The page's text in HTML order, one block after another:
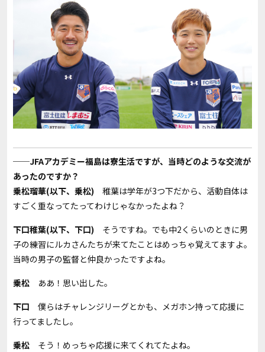
──JFAアカデミー福島は寮生活ですが、当時どのような交流が
あったのですか？
乗松瑠華(以下、乗松) 稚葉は学年が3つ下だから、活動自体は
すごく重なってたってわけじゃなかったよね？
下口稚葉(以下、下口) そうですね。でも中2くらいのときに男
子の練習にルカさんたちが来てたことはめっちゃ覚えてますよ。
当時の男子の監督と仲良かったですよね。
乗松 ああ！思い出した。
下口 僕らはチャレンジリーグとかも、メガホン持って応援に
行ってましたし。
乗松 そう ！ めっちゃ応援に来てくれてたよね。